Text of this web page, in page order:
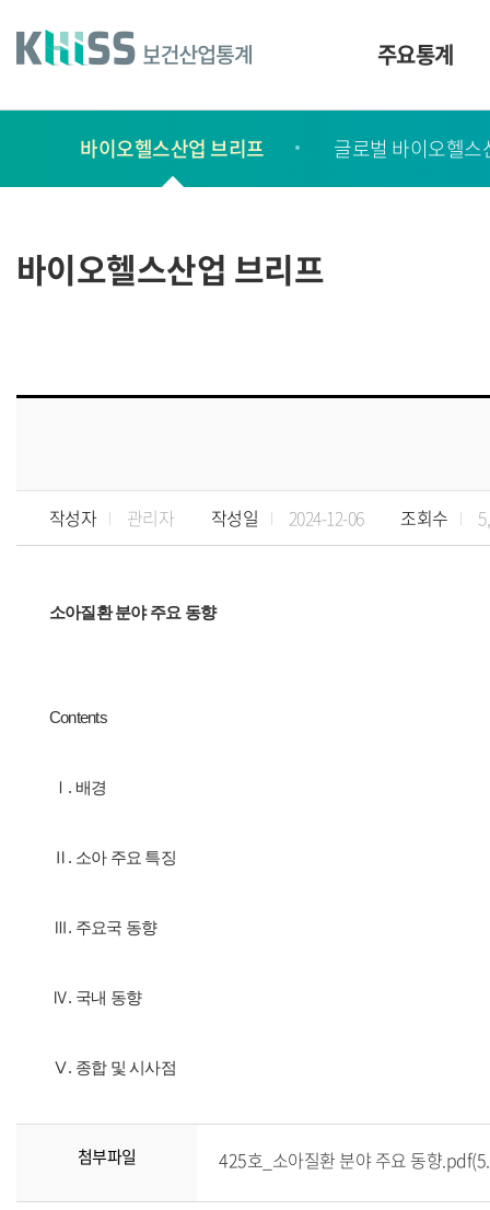
건
주요통계
서
간
행
바이오헬스산업 브리프 글로벌 바이오헬스
바이오헬스산업 브리프
작성자 관리자 작성일 2024-12-06 조회수
소아질환 분야 주요 동향
Contents
Ⅰ. 배경
Ⅱ. 소아 주요 특징
Ⅲ. 주요국 동향
Ⅳ. 국내 동향
Ⅴ. 종합 및 시사점
첨부파일 425호_소아질환 분야 주요 동향